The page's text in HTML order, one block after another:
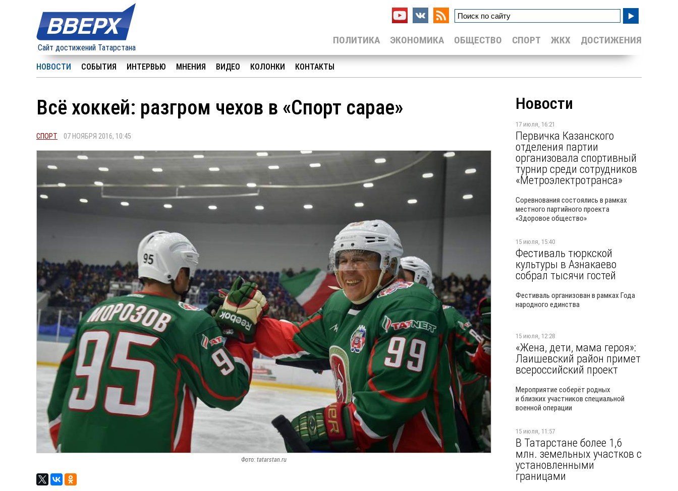
Сайт достижений Татарстана
ДОСТИЖЕНИЯ
ЖКХ
СПОРТ
ОБЩЕСТВО
ЭКОНОМИКА
ПОЛИТИКА
НОВОСТИ СОБЫТИЯ ИНТЕРВЬЮ МНЕНИЯ ВИДЕО КОЛОНКИ КОНТАКТЫ
Всё хоккей: разгром чехов в «Спорт сарае»
СПОРТ 07 НОЯБРЯ 2016, 10:45
Фото: tatarstan.ru
Новости
17 июля, 16:21
Первичка Казанского
отделения партии
организовала спортивный
турнир среди сотрудников
«Метроэлектротранса»
Соревнования состоялись в рамках
местного партийного проекта
«Здоровое общество»
15 июля, 15:40
Фестиваль тюркской
культуры в Азнакаево
собрал тысячи гостей
Фестиваль организован в рамках Года
народного единства
15 июля, 12:28
«Жена, дети, мама героя»:
Лаишевский район примет
всероссийский проект
Мероприятие соберёт родных
и близких участников специальной
военной операции
15 июля, 11:57
В Татарстане более 1,6
млн. земельных участков с
установленными
границами